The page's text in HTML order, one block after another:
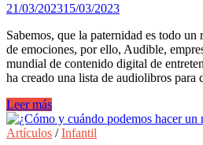
y
optimizar
su
higiene
del
sueño.
21/03/202315/03/2023
Sabemos, que la paternidad es todo
de emociones, por ello, Audible,
mundial de contenido digital de
ha creado una lista de audiolibros para
Los
10
mandamientos
Leer más
Artículos /Infantil